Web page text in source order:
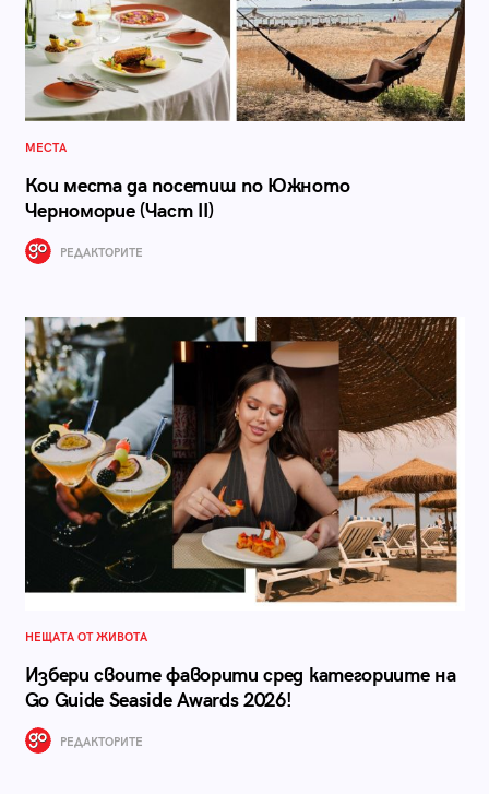
МЕСТА
Кои места да посетиш по Южното
Черноморие (Част II)
РЕДАКТОРИТЕ
НЕЩАТА ОТ ЖИВОТА
Избери своите фаворити сред категориите на
Go Guide Seaside Awards 2026!
РЕДАКТОРИТЕ